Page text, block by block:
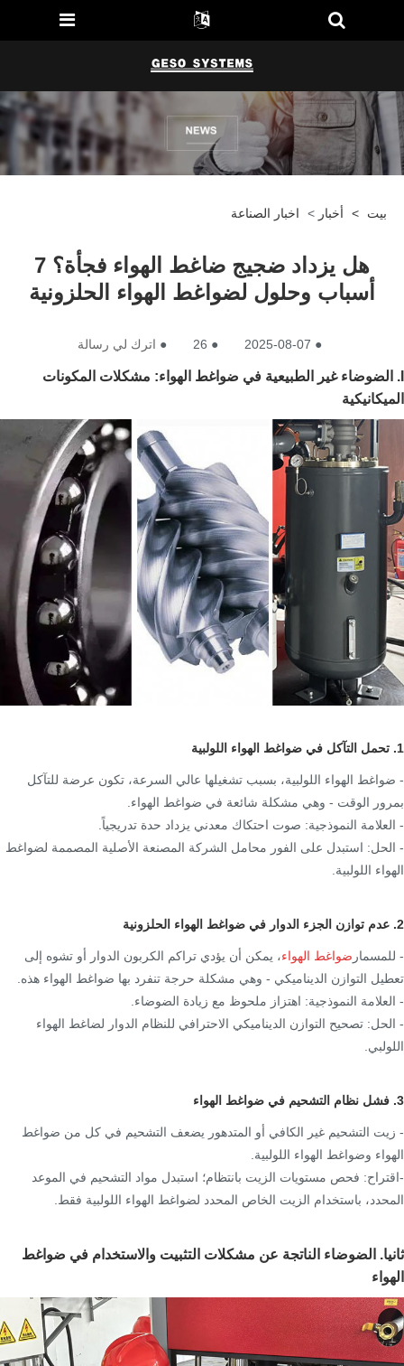
بيت > أخبار > اخبار الصناعة
هل يزداد ضجيج ضاغط الهواء فجأة؟ 7
أسباب وحلول لضواغط الهواء الحلزونية
●
2025-08-07
●
26
● اترك لي رسالة
I. الضوضاء غير الطبيعية في ضواغط الهواء: مشكلات المكونات
الميكانيكية
1. تحمل التآكل في ضواغط الهواء اللولبية
- ضواغط الهواء اللولبية، بسبب تشغيلها عالي السرعة، تكون عرضة للتآكل
بمرور الوقت - وهي مشكلة شائعة في ضواغط الهواء.
- العلامة النموذجية: صوت احتكاك معدني يزداد حدة تدريجياً.
- الحل: استبدل على الفور محامل الشركة المصنعة الأصلية المصممة لضواغط
الهواء اللولبية.
2. عدم توازن الجزء الدوار في ضواغط الهواء الحلزونية
- للمسمار ضواغط الهواء، يمكن أن يؤدي تراكم الكربون الدوار أو تشوه إلى
تعطيل التوازن الديناميكي - وهي مشكلة حرجة تنفرد بها ضواغط الهواء هذه.
- العلامة النموذجية: اهتزاز ملحوظ مع زيادة الضوضاء.
- الحل: تصحيح التوازن الديناميكي الاحترافي للنظام الدوار لضاغط الهواء
اللولبي.
3. فشل نظام التشحيم في ضواغط الهواء
- زيت التشحيم غير الكافي أو المتدهور يضعف التشحيم في كل من ضواغط
الهواء وضواغط الهواء اللولبية.
-اقتراح: فحص مستويات الزيت بانتظام؛ استبدل مواد التشحيم في الموعد
المحدد، باستخدام الزيت الخاص المحدد لضواغط الهواء اللولبية فقط.
ثانيا. الضوضاء الناتجة عن مشكلات التثبيت والاستخدام في ضواغط
الهواء